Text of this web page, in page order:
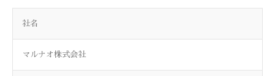
社名
マルナオ株式会社